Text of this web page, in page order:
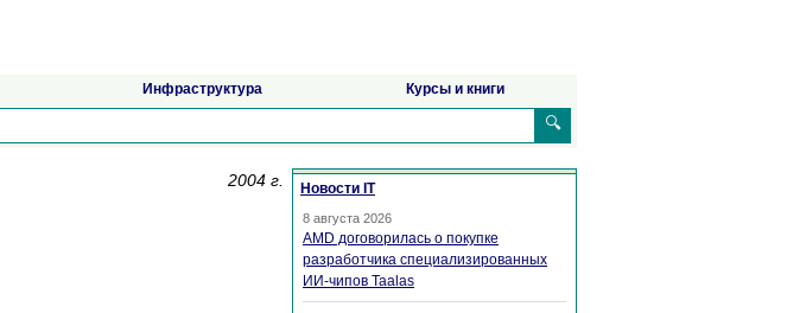
Инфраструктура Курсы и книги
🔍
2004 г. Новости IT
8 августа 2026
AMD договорилась о покупке
разработчика специализированных
ИИ-чипов Taalas